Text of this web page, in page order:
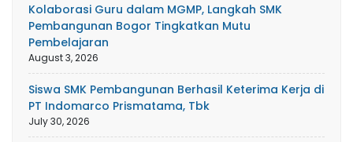
Kolaborasi Guru dalam MGMP, Langkah SMK
Pembangunan Bogor Tingkatkan Mutu
Pembelajaran
August 3, 2026
Siswa SMK Pembangunan Berhasil Keterima Kerja di
PT Indomarco Prismatama, Tbk
July 30, 2026